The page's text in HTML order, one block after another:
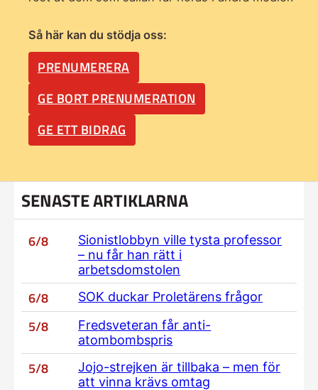
Så här kan du stödja oss:
PRENUMERERA
GE BORT PRENUMERATION
GE ETT BIDRAG
SENASTE ARTIKLARNA
6/8
Sionistlobbyn ville tysta professor
– nu får han rätt i
arbetsdomstolen
6/8 SOK duckar Proletärens frågor
5/8
Fredsveteran får anti-
atombombspris
5/8
Jojo-strejken är tillbaka – men för
att vinna krävs omtag